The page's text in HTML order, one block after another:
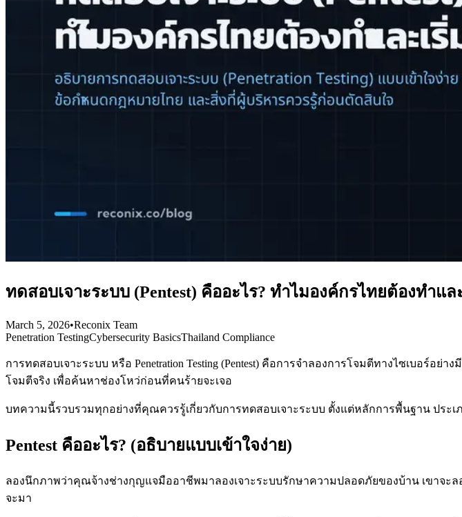
ทดสอบเจาะระบบ (Pentest) คืออะไร? ทำไมองค์กรไทยต้องทำแล
March 5, 2026•Reconix Team
Penetration TestingCybersecurity BasicsThailand Compliance
การทดสอบเจาะระบบ หรือ Penetration Testing (Pentest) คือการจำลองการโจมตีทางไซเบอร์
โจมตีจริง เพื่อค้นหาช่องโหว่ก่อนที่คนร้ายจะเจอ
บทความนี้รวบรวมทุกอย่างที่คุณควรรู้เกี่ยวกับการทดสอบเจาะระบบ ตั้งแต่หลักการพื้นฐาน ปร
Pentest คืออะไร? (อธิบายแบบเข้าใจง่าย)
ลองนึกภาพว่าคุณจ้างช่างกุญแจมืออาชีพมาลองเจาะระบบรักษาความปลอดภัยของบ้าน เขาจะ
จะมา